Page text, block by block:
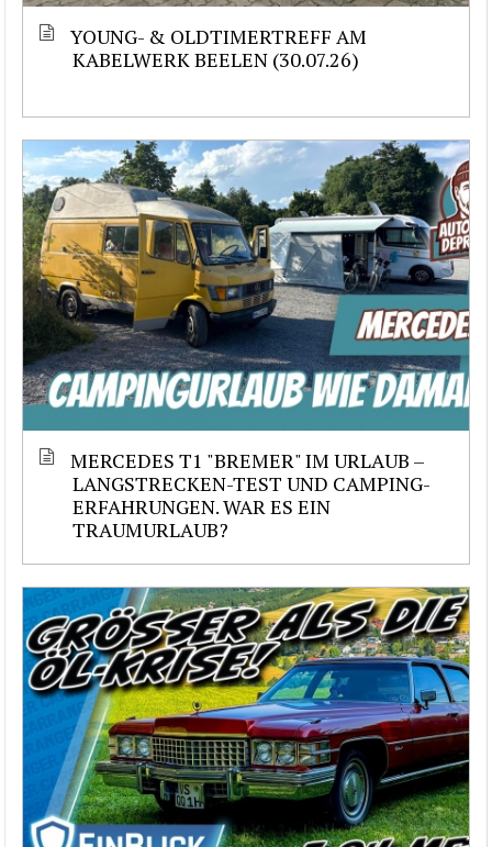
YOUNG- & OLDTIMERTREFF AM
KABELWERK BEELEN (30.07.26)
MERCEDES T1 "BREMER" IM URLAUB –
LANGSTRECKEN-TEST UND CAMPING-
ERFAHRUNGEN. WAR ES EIN
TRAUMURLAUB?